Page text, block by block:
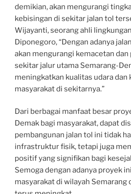
demikian, akan mengurangi
kebisingan di sekitar jalan tol
Wijayanti, seorang ahli
Diponegoro, “Dengan adanya
akan mengurangi kemacetan dan
sekitar jalur utama Semarang-
meningkatkan kualitas udara dan
masyarakat di sekitarnya.”
Dari berbagai manfaat besar
Demak bagi masyarakat, dapat
pembangunan jalan tol ini tidak
infrastruktur fisik, tetapi juga
positif yang signifikan bagi
Semoga dengan adanya proyek
masyarakat di wilayah Semarang